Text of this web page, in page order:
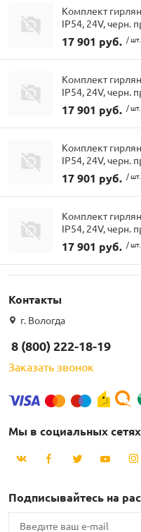
Комплект
IP54, 24V, черн.
17 901 руб. / шт.
Комплект
IP54, 24V, черн.
17 901 руб. / шт.
Комплект
IP54, 24V, черн.
17 901 руб. / шт.
Комплект
IP54, 24V, черн.
17 901 руб. / шт.
Контакты
г. Вологда
8 (800) 222-18-19
Заказать звонок
Мы в социальных сетях
Подписывайтесь на